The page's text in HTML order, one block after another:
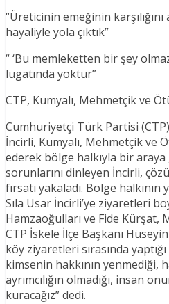
“Üreticinin emeğinin
hayaliyle yola çıktık”
“ ‘Bu memleketten bir şey
lugatında yoktur”
CTP, Kumyalı, Mehmetçik ve
Cumhuriyetçi Türk Partisi (CTP)
İncirli, Kumyalı, Mehmetçik ve
ederek bölge halkıyla bir araya
sorunlarını dinleyen İncirli,
fırsatı yakaladı. Bölge
Sıla Usar İncirli’ye ziyaretleri
Hamzaoğulları ve Fide Kürşat,
CTP İskele İlçe Başkanı
köy ziyaretleri sırasında
kimsenin hakkının yenmediği,
ayrımcılığın olmadığı, insan
kuracağız” dedi.